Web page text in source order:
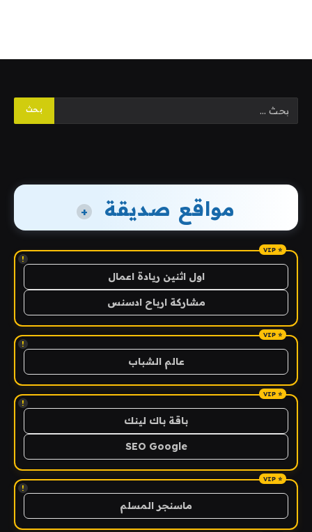
مواقع صديقة +
!
اول اثنين ريادة اعمال
مشاركة ارباح ادسنس
!
عالم الشباب
!
باقة باك لينك
SEO Google
!
ماسنجر المسلم